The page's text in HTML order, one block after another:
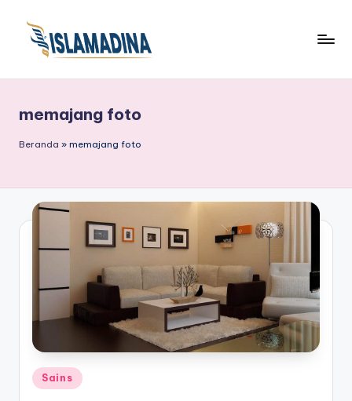
memajang foto
Beranda » memajang foto
Posted
in
Sains